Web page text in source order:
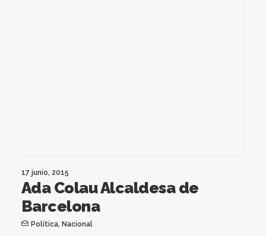
17 junio, 2015
Ada Colau Alcaldesa de
Barcelona
Política, Nacional